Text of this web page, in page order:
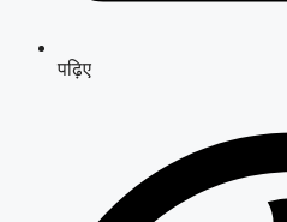
पढ़िए